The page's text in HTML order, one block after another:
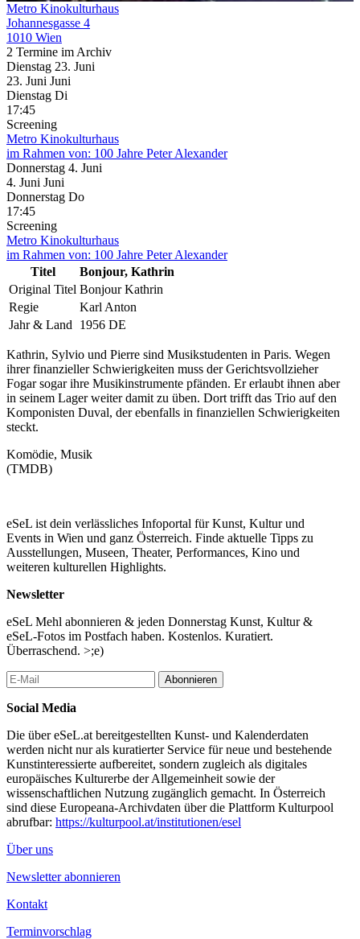
Metro Kinokulturhaus
Johannesgasse 4
1010 Wien
2 Termine im Archiv
Dienstag 23. Juni
23. Juni Juni
Dienstag Di
17:45
Screening
Metro Kinokulturhaus
im Rahmen von: 100 Jahre Peter Alexander
Donnerstag 4. Juni
4. Juni Juni
Donnerstag Do
17:45
Screening
Metro Kinokulturhaus
im Rahmen von: 100 Jahre Peter Alexander
Titel
Bonjour, Kathrin
Original Titel Bonjour Kathrin
Regie
Karl Anton
Jahr & Land
1956 DE
Kathrin, Sylvio und Pierre sind Musikstudenten in Paris. Wegen
ihrer finanzieller Schwierigkeiten muss der Gerichtsvollzieher
Fogar sogar ihre Musikinstrumente pfänden. Er erlaubt ihnen aber
in seinem Lager weiter damit zu üben. Dort trifft das Trio auf den
Komponisten Duval, der ebenfalls in finanziellen Schwierigkeiten
steckt.
Komödie, Musik
(TMDB)
eSeL ist dein verlässliches Infoportal für Kunst, Kultur und
Events in Wien und ganz Österreich. Finde aktuelle Tipps zu
Ausstellungen, Museen, Theater, Performances, Kino und
weiteren kulturellen Highlights.
Newsletter
eSeL Mehl abonnieren & jeden Donnerstag Kunst, Kultur &
eSeL-Fotos im Postfach haben. Kostenlos. Kuratiert.
Überraschend. >;e)
Abonnieren
Social Media
Die über eSeL.at bereitgestellten Kunst- und Kalenderdaten
werden nicht nur als kuratierter Service für neue und bestehende
Kunstinteressierte aufbereitet, sondern zugleich als digitales
europäisches Kulturerbe der Allgemeinheit sowie der
wissenschaftlichen Nutzung zugänglich gemacht. In Österreich
sind diese Europeana-Archivdaten über die Plattform Kulturpool
abrufbar: https://kulturpool.at/institutionen/esel
Über uns
Newsletter abonnieren
Kontakt
Terminvorschlag